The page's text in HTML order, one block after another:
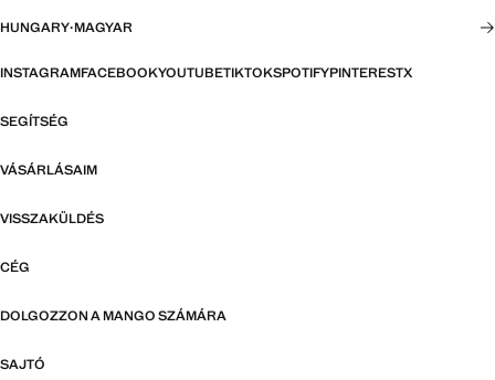
HUNGARY·MAGYAR
INSTAGRAMFACEBOOKYOUTUBETIKTOKSPOTIFYPINTERESTX
SEGÍTSÉG
VÁSÁRLÁSAIM
VISSZAKÜLDÉS
CÉG
DOLGOZZON A MANGO SZÁMÁRA
SAJTÓ